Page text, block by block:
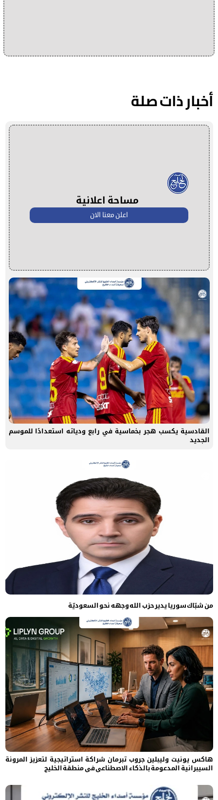
أخبار ذات صلة
مساحة اعلانية
اعلن معنا الان
القادسية يكسب هجر بخماسية في رابع ودياته استعدادًا للموسم
الجديد
من شبّاك سوريا يدير حزب الله وجهه نحو السعوديّة
هاكس يونيت وليبلين جروب تبرمان شراكة استراتيجية لتعزيز المرونة
السيبرانية المدعومة بالذكاء الاصطناعي في منطقة الخليج